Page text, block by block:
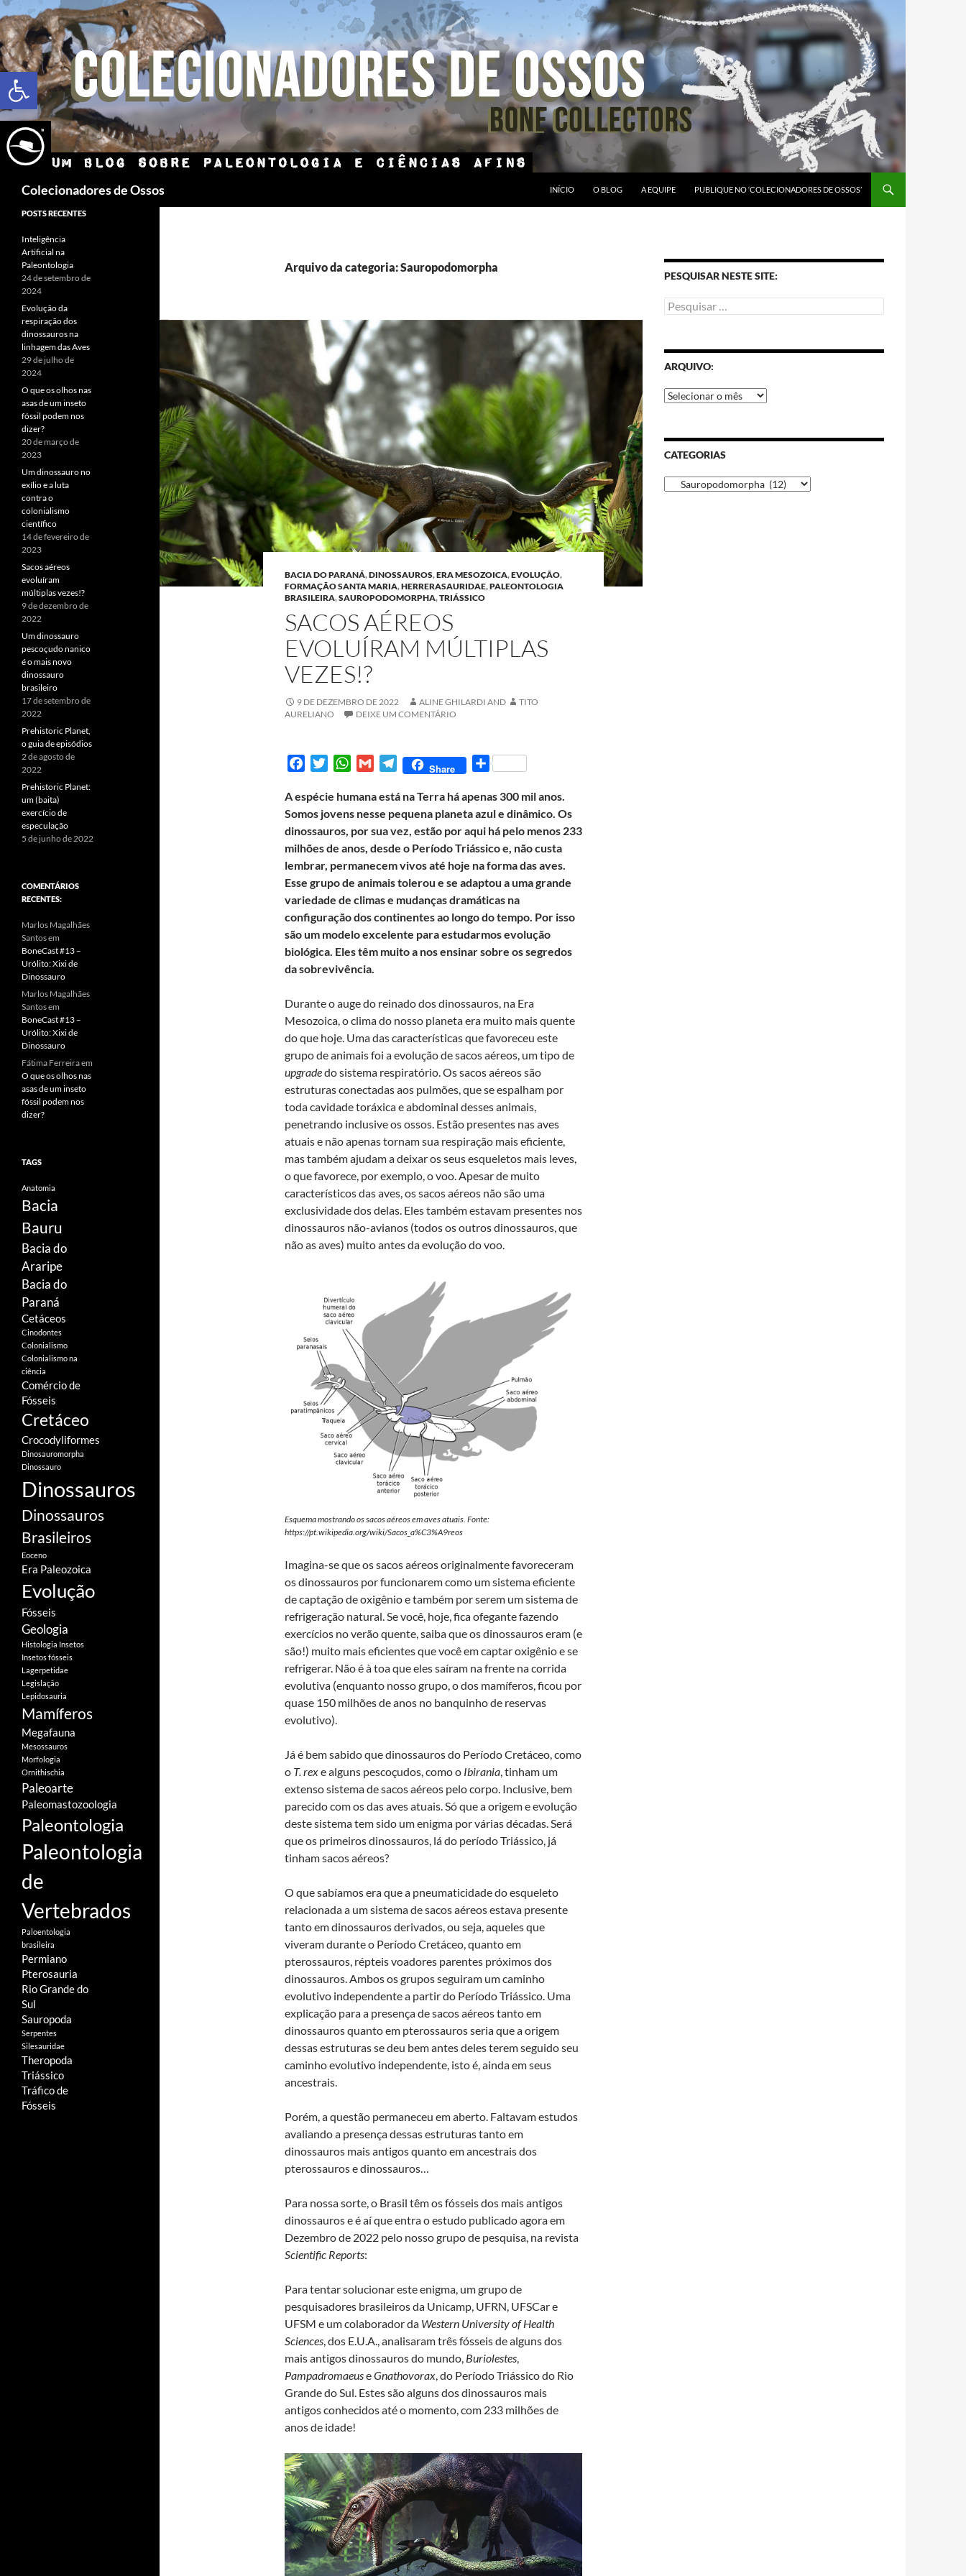
Abrir a barra de ferramentas
Colecionadores de Ossos INÍCIO O BLOG A EQUIPE PUBLIQUE NO ‘COLECIONADORES DE OSSOS’
Arquivo da categoria: Sauropodomorpha
BACIA DO PARANÁ,DINOSSAUROS,ERA MESOZOICA,EVOLUÇÃO,
FORMAÇÃO SANTA MARIA,HERRERASAURIDAE,PALEONTOLOGIA
BRASILEIRA,SAUROPODOMORPHA,TRIÁSSICO
SACOS AÉREOS
EVOLUÍRAM MÚLTIPLAS
VEZES!?
9 DE DEZEMBRO DE 2022 ALINE GHILARDI AND
TITO
AURELIANO
DEIXE UM COMENTÁRIO
c
e
b
o
o
k
i
t
t
e
r
W
a
t
s
A
p
p
G
a
i
l
T
l
e
g
r
a
m
Share
S
a
r
e
A espécie humana está na Terra há apenas 300 mil anos.
Somos jovens nesse pequena planeta azul e dinâmico. Os
dinossauros, por sua vez, estão por aqui há pelo menos 233
milhões de anos, desde o Período Triássico e, não custa
lembrar, permanecem vivos até hoje na forma das aves.
Esse grupo de animais tolerou e se adaptou a uma grande
variedade de climas e mudanças dramáticas na
configuração dos continentes ao longo do tempo. Por isso
são um modelo excelente para estudarmos evolução
biológica. Eles têm muito a nos ensinar sobre os segredos
da sobrevivência.
Durante o auge do reinado dos dinossauros, na Era
Mesozoica, o clima do nosso planeta era muito mais quente
do que hoje. Uma das características que favoreceu este
grupo de animais foi a evolução de sacos aéreos, um tipo de
upgradedo sistema respiratório. Os sacos aéreos são
estruturas conectadas aos pulmões, que se espalham por
toda cavidade toráxica e abdominal desses animais,
penetrando inclusive os ossos. Estão presentes nas aves
atuais e não apenas tornam sua respiração mais eficiente,
mas também ajudam a deixar os seus esqueletos mais leves,
o que favorece, por exemplo, o voo. Apesar de muito
característicos das aves, os sacos aéreos não são uma
exclusividade dos delas. Eles também estavam presentes nos
dinossauros não-avianos (todos os outros dinossauros, que
não as aves) muito antes da evolução do voo.
Esquema mostrando os sacos aéreos em aves atuais. Fonte:
https://pt.wikipedia.org/wiki/Sacos_a%C3%A9reos
Imagina-se que os sacos aéreos originalmente favoreceram
os dinossauros por funcionarem como um sistema eficiente
de captação de oxigênio e também por serem um sistema de
refrigeração natural. Se você, hoje, fica ofegante fazendo
exercícios no verão quente, saiba que os dinossauros eram (e
são!) muito mais eficientes que você em captar oxigênio e se
refrigerar. Não é à toa que eles saíram na frente na corrida
evolutiva (enquanto nosso grupo, o dos mamíferos, ficou por
quase 150 milhões de anos no banquinho de reservas
evolutivo).
Já é bem sabido que dinossauros do Período Cretáceo, como
o T. rexe alguns pescoçudos, como o Ibirania, tinham um
extenso sistema de sacos aéreos pelo corpo. Inclusive, bem
parecido com os das aves atuais. Só que a origem e evolução
deste sistema tem sido um enigma por várias décadas. Será
que os primeiros dinossauros, lá do período Triássico, já
tinham sacos aéreos?
O que sabíamos era que a pneumaticidade do esqueleto
relacionada a um sistema de sacos aéreos estava presente
tanto em dinossauros derivados, ou seja, aqueles que
viveram durante o Período Cretáceo, quanto em
pterossauros, répteis voadores parentes próximos dos
dinossauros. Ambos os grupos seguiram um caminho
evolutivo independente a partir do Período Triássico. Uma
explicação para a presença de sacos aéreos tanto em
dinossauros quanto em pterossauros seria que a origem
dessas estruturas se deu bem antes deles terem seguido seu
caminho evolutivo independente, isto é, ainda em seus
ancestrais.
Porém, a questão permaneceu em aberto. Faltavam estudos
avaliando a presença dessas estruturas tanto em
dinossauros mais antigos quanto em ancestrais dos
pterossauros e dinossauros…
Para nossa sorte, o Brasil têm os fósseis dos mais antigos
dinossauros e é aí que entra o estudo publicado agora em
Dezembro de 2022 pelo nosso grupo de pesquisa, na revista
Scientific Reports:
Para tentar solucionar este enigma, um grupo de
pesquisadores brasileiros da Unicamp, UFRN, UFSCar e
UFSM e um colaborador da Western University of Health
Sciences, dos E.U.A., analisaram três fósseis de alguns dos
mais antigos dinossauros do mundo, Buriolestes,
PampadromaeuseGnathovorax, do Período Triássico do Rio
Grande do Sul. Estes são alguns dos dinossauros mais
antigos conhecidos até o momento, com 233 milhões de
anos de idade!
PESQUISAR NESTE SITE:
ARQUIVO:
CATEGORIAS
POSTS RECENTES
Inteligência
Artificial na
Paleontologia
24 de setembro de
2024
Evolução da
respiração dos
dinossauros na
linhagem das Aves
29 de julho de
2024
O que os olhos nas
asas de um inseto
fóssil podem nos
dizer?
20 de março de
2023
Um dinossauro no
exílio e a luta
contra o
colonialismo
científico
14 de fevereiro de
2023
Sacos aéreos
evoluíram
múltiplas vezes!?
9 de dezembro de
2022
Um dinossauro
pescoçudo nanico
é o mais novo
dinossauro
brasileiro
17 de setembro de
2022
Prehistoric Planet,
o guia de episódios
2 de agosto de
2022
Prehistoric Planet:
um (baita)
exercício de
especulação
5 de junho de 2022
COMENTÁRIOS
RECENTES:
Marlos Magalhães
Santosem
BoneCast #13 –
Urólito: Xixi de
Dinossauro
Marlos Magalhães
Santosem
BoneCast #13 –
Urólito: Xixi de
Dinossauro
Fátima Ferreiraem
O que os olhos nas
asas de um inseto
fóssil podem nos
dizer?
TAGS
Anatomia
Bacia
Bauru
Bacia do
Araripe
Bacia do
Paraná
Cetáceos
Cinodontes
Colonialismo
Colonialismo na
ciência
Comércio de
Fósseis
Cretáceo
Crocodyliformes
Dinosauromorpha
Dinossauro
Dinossauros
Dinossauros
Brasileiros
Eoceno
Era Paleozoica
Evolução
Fósseis
Geologia
Histologia Insetos
Insetos fósseis
Lagerpetidae
Legislação
Lepidosauria
Mamíferos
Megafauna
Mesossauros
Morfologia
Ornithischia
Paleoarte
Paleomastozoologia
Paleontologia
Paleontologia
de
Vertebrados
Paloentologia
brasileira
Permiano
Pterosauria
Rio Grande do
Sul
Sauropoda
Serpentes
Silesauridae
Theropoda
Triássico
Tráfico de
Fósseis